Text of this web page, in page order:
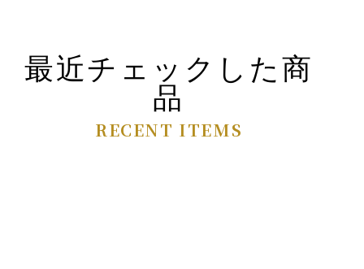
最近チェックした商
品
RECENT ITEMS